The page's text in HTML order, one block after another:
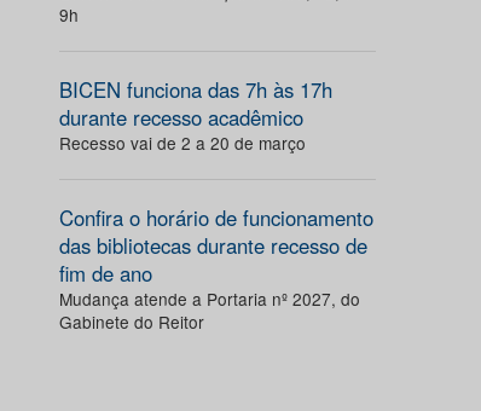
9h
BICEN funciona das 7h às 17h
durante recesso acadêmico
Recesso vai de 2 a 20 de março
Confira o horário de funcionamento
das bibliotecas durante recesso de
fim de ano
Mudança atende a Portaria nº 2027, do
Gabinete do Reitor